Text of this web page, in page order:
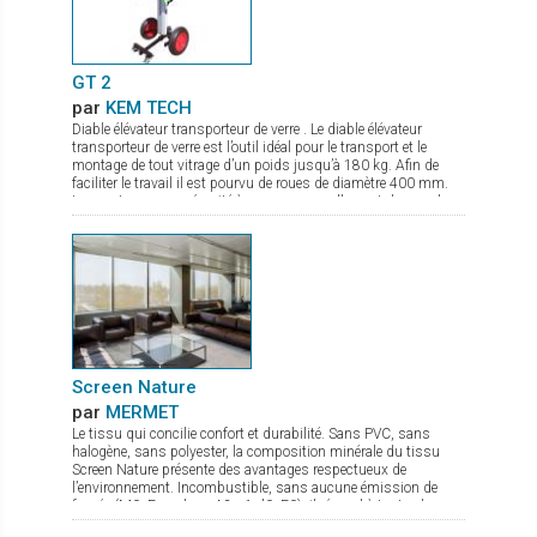
GT 2
par KEM TECH
Diable élévateur transporteur de verre . Le diable élévateur
transporteur de verre est l’outil idéal pour le transport et le
montage de tout vitrage d’un poids jusqu’à 180 kg. Afin de
faciliter le travail il est pourvu de roues de diamètre 400 mm.
Les ventouses se sécurité à pompe manuelle sont de grand
diamètre. Le palonnier porte verre permet une rotation complète
du verre, et de par sa conception compacte même en charge
peut passer par des portes. La mise en action sur chantier se
fait en quelques secondes. Il est de plus pourvu d’un frein de
parking.
Screen Nature
par MERMET
Le tissu qui concilie confort et durabilité. Sans PVC, sans
halogène, sans polyester, la composition minérale du tissu
Screen Nature présente des avantages respectueux de
l’environnement. Incombustible, sans aucune émission de
fumée (M0, Euroclass A2-s1-d0, F0), il répond à toutes les
exigences tant en termes de sécurité que de santé. Ce tissu à